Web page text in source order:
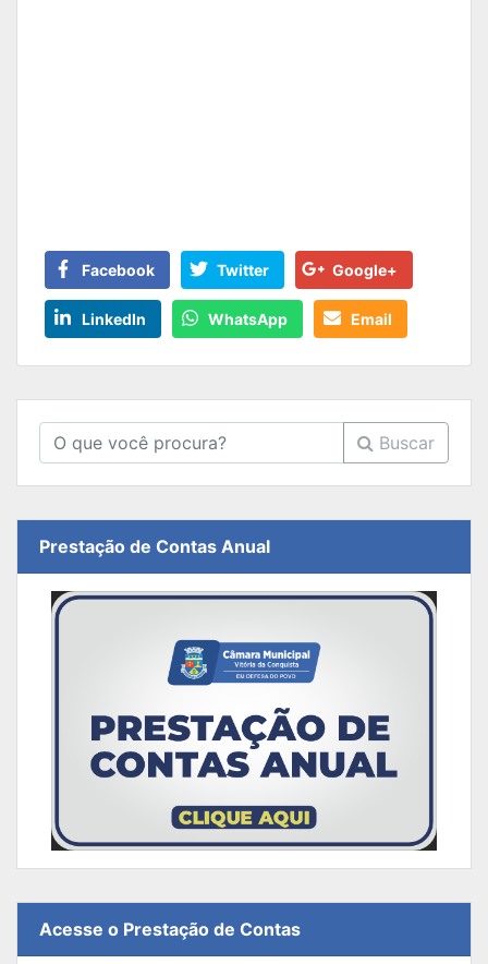
Facebook Twitter Google+
LinkedIn WhatsApp Email
Buscar
Prestação de Contas Anual
Acesse o Prestação de Contas